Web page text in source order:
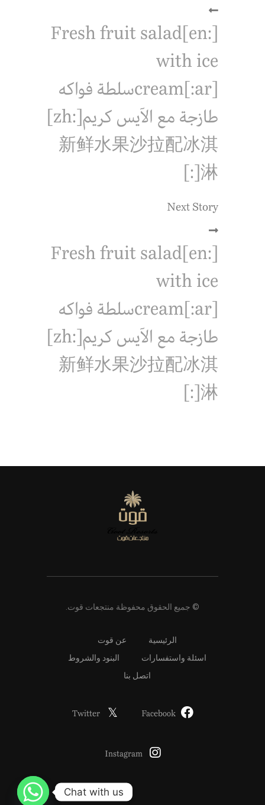
[:en]Fresh fruit salad
with ice
cream[:ar]سلطة فواكه
طازجة مع الآيس كريم[:zh]
新鲜水果沙拉配冰淇
淋[:]
Next Story
[:en]Fresh fruit salad
with ice
cream[:ar]سلطة فواكه
طازجة مع الآيس كريم[:zh]
新鲜水果沙拉配冰淇
淋[:]
© جميع الحقوق محفوظة منتجعات قوت.
الرئيسية
عن قوت
اسئلة واستفسارات
البنود والشروط
اتصل بنا
Facebook
Twitter
Instagram
Chat with us